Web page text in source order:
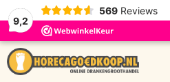
9,2
569 Reviews
Ga naar de inhoud